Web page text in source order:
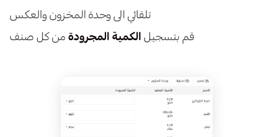
تلقائي الى وحدة المخزون والعكس
قم بتسجيل الكمية المجرودة من كل صنف